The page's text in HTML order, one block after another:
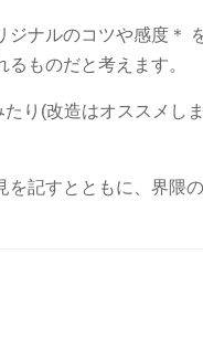
ナルのコツや感度＊
ものだと考えます。
り(改造はオススメし
記すとともに、界隈